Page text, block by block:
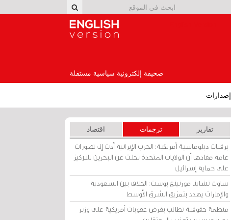
صحيفة إلكترونية سياسية مستقلة
إصدارات
تقارير ترجمات اقتصاد
برقيات دبلوماسية أمريكية: الحرب الإيرانية أدت إلى تصورات
عامة مفادها أن الولايات المتحدة تخلت عن البحرين للتركيز
على حماية إسرائيل
ساوث تشاينا مورنينغ بوست: الخلاف بين السعودية
والإمارات يهدد بتمزيق الشرق الأوسط
منظمة حقوقية تطالب بفرض عقوبات أمريكية على وزير